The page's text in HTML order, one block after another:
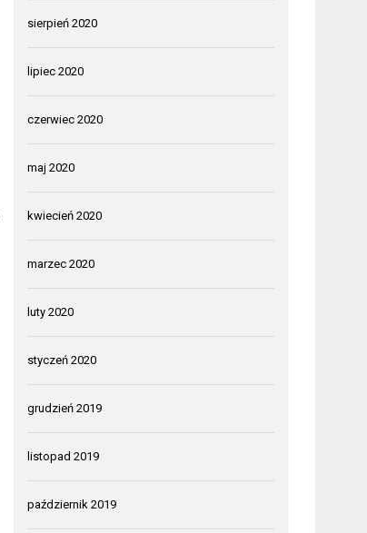
sierpień 2020
lipiec 2020
czerwiec 2020
maj 2020
kwiecień 2020
marzec 2020
luty 2020
styczeń 2020
grudzień 2019
listopad 2019
październik 2019